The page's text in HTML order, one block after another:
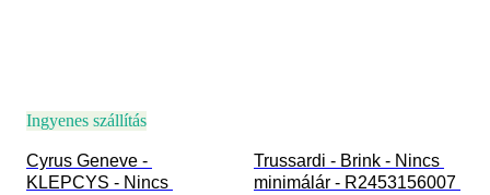
Ingyenes szállítás
Cyrus Geneve -
KLEPCYS - Nincs
Trussardi - Brink - Nincs
minimálár - R2453156007